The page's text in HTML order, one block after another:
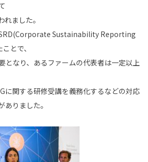
ました。
Sustainability Reporting
とで、
となり、あるファームの代表者は一定以上
に関する研修受講を義務化するなどの対応
りました。